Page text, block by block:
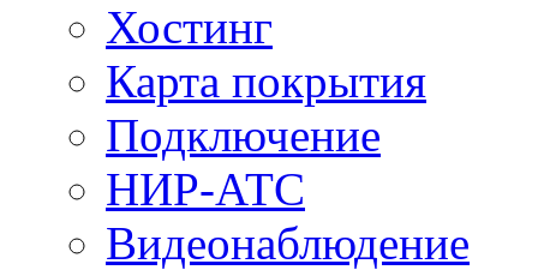
Хостинг
Карта покрытия
Подключение
НИР-АТС
Видеонаблюдение